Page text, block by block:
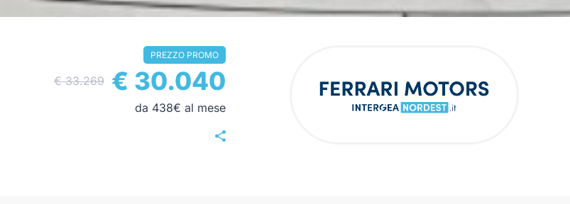
PREZZO PROMO
€ 33.269 € 30.040
da 438€ al mese